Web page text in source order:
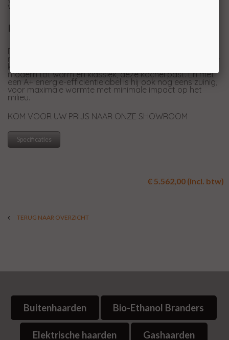
warmte van een pelletkachel, zonder gedoe.
Kies de kleur die bij u past
De A13 Round is krachtig en stijlvol. U kunt kiezen uit vier
mooie kleuren: wit, zwart, bordeaux en brons, zodat u de
kachel kunt afstemmen op uw interieur. Van strak en
modern tot warm en klassiek, deze kachel past. En met
een A+ energie-efficiëntielabel is hij ook nog eens zuinig,
voor maximale warmte met minimale impact op het
milieu.
KOM VOOR UW PRIJS NAAR ONZE SHOWROOM
Specificaties
€ 5.562,00 (incl. btw)
TERUG NAAR OVERZICHT
Buitenhaarden Bio-Ethanol Branders
Elektrische haarden Gashaarden